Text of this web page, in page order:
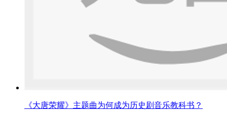
《大唐荣耀》主题曲为何成为历史剧音乐教科书？